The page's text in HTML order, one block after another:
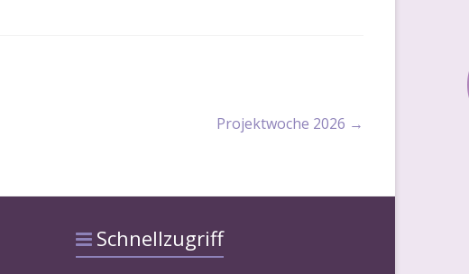
Projektwoche 2026 →
Schnellzugriff